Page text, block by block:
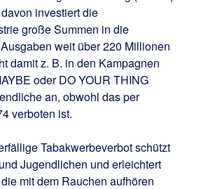
investiert die
große Summen in die
weit über 220 Millionen
damit z. B. in den Kampagnen
oder DO YOUR THING
an, obwohl das per
verboten ist.
Tabakwerbeverbot schützt
Jugendlichen und erleichtert
mit dem Rauchen aufhören